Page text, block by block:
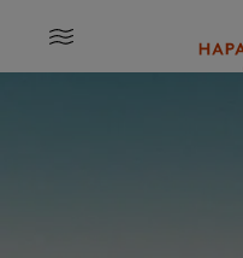
Springe zum
MENU